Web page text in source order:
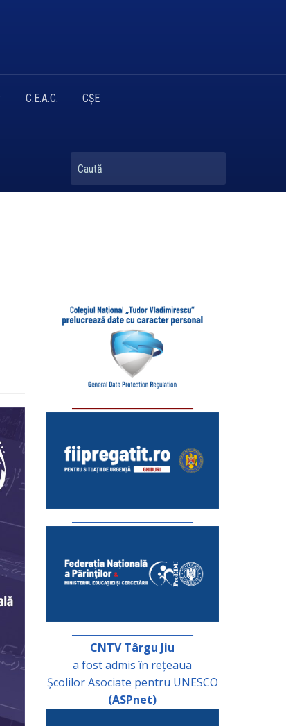
C.E.A.C. CȘE
Caută
CNTV Târgu Jiu
a fost admis în rețeaua
Școlilor Asociate pentru UNESCO
(ASPnet)